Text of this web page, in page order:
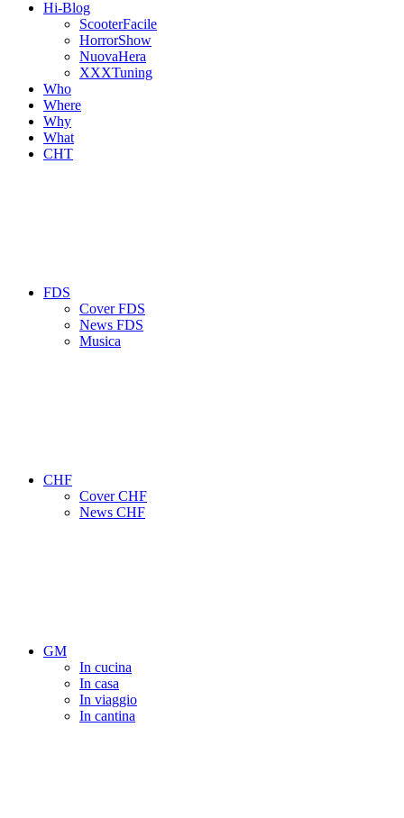
Hi-Blog
ScooterFacile
HorrorShow
NuovaHera
XXXTuning
Who
Where
Why
What
CHT
FDS
Cover FDS
News FDS
Musica
CHF
Cover CHF
News CHF
GM
In cucina
In casa
In viaggio
In cantina